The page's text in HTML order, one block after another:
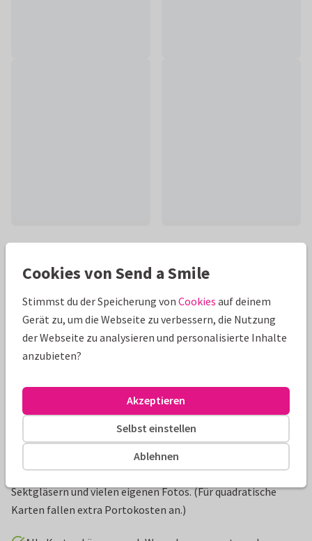
Schöne Extras zu deiner Karte
Produktinformation
Geschäftliche Einladungskarte zum Dienstjubiläum mit
Sektgläsern und vielen eigenen Fotos. (Für quadratische
Karten fallen extra Portokosten an.)
Cookies von Send a Smile
Stimmst du der Speicherung von Cookies auf deinem
Gerät zu, um die Webseite zu verbessern, die Nutzung
der Webseite zu analysieren und personalisierte Inhalte
anzubieten?
Ablehnen
Selbst einstellen
Akzeptieren